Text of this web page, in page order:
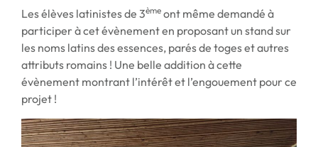
Les élèves latinistes de 3ème ont même demandé à
participer à cet évènement en proposant un stand sur
les noms latins des essences, parés de toges et autres
attributs romains ! Une belle addition à cette
évènement montrant l’intérêt et l’engouement pour ce
projet !